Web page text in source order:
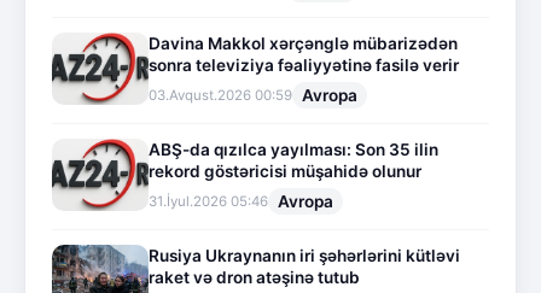
Davina Makkol xərçənglə mübarizədən
sonra televiziya fəaliyyətinə fasilə verir
03.Avqust.2026 00:59 Avropa
ABŞ-da qızılca yayılması: Son 35 ilin
rekord göstəricisi müşahidə olunur
31.İyul.2026 05:46 Avropa
Rusiya Ukraynanın iri şəhərlərini kütləvi
raket və dron atəşinə tutub